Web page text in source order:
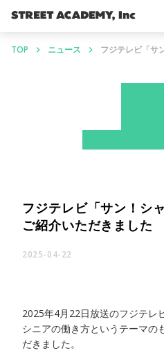
TOP keyboard_arrow_right ニュース keyboard_arrow_right フジテレビ「サ
フジテレビ「サン！シ
ご紹介いただきました
2025-04-22
2025年4月22日放送のフジテレ
シニアの働き方というテーマの
だきました。